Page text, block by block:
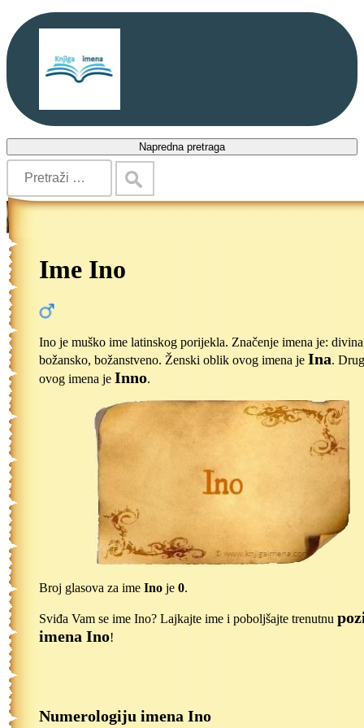
Napredna pretraga
Ime Ino
Ino je muško ime latinskog porijekla. Značenje imena je:
božansko, božanstveno. Ženski oblik ovog imena je Ina.
ovog imena je Inno.
Broj glasova za ime Ino je 0.
Sviđa Vam se ime Ino? Lajkajte ime i poboljšajte trenutnu
imena Ino!
Numerologiju imena Ino